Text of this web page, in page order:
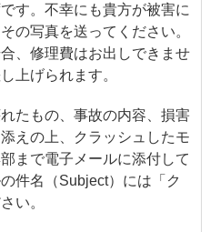
す。不幸にも貴方が被害に
の写真を送ってください。
、修理費はお出しできませ
上げられます。
たもの、事故の内容、損害
えの上、クラッシュしたモ
まで電子メールに添付して
件名（Subject）には「ク
い。